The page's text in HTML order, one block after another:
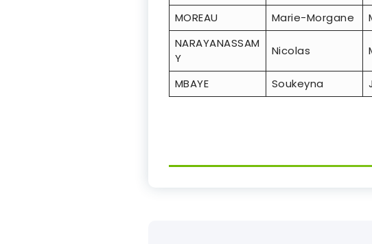
MOREAU Marie-Morgane
NARAYANASSAM
Y
Nicolas
MBAYE Soukeyna